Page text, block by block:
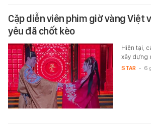
Cặp diễn viên phim giờ vàng Việt
yêu đã chốt kèo
Hiện tại,
xây dựng
STAR - 6